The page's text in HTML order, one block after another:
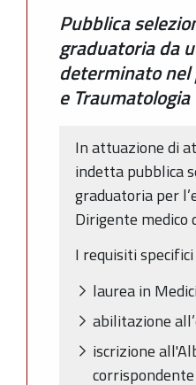
Pubblica
graduatoria da
determinato nel
e Traumatologia
In attuazione di
indetta pubblica
graduatoria per
Dirigente medico
I requisiti
laurea in
abilitazione
iscrizione